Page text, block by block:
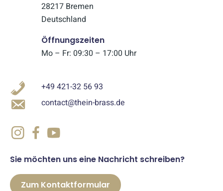
28217 Bremen
Deutschland
Öffnungszeiten
Mo – Fr: 09:30 – 17:00 Uhr
+49 421-32 56 93
contact@thein-brass.de
Sie möchten uns eine Nachricht schreiben?
Zum Kontaktformular